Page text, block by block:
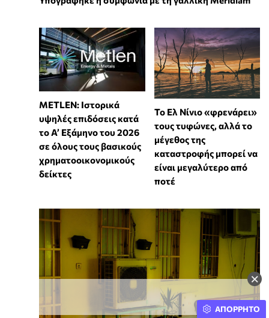
×
METLEN: Ιστορικά
υψηλές επιδόσεις κατά
το Α’ Εξάμηνο του 2026
σε όλους τους βασικούς
χρηματοοικονομικούς
δείκτες
Το Ελ Νίνιο «φρενάρει»
τους τυφώνες, αλλά το
μέγεθος της
καταστροφής μπορεί να
είναι μεγαλύτερο από
ποτέ
ΑΠΟΡΡΗΤΟ